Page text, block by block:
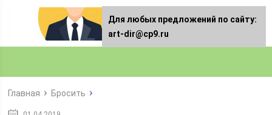
Главная Бросить
Для любых предложений по сайту:
art-dir@cp9.ru